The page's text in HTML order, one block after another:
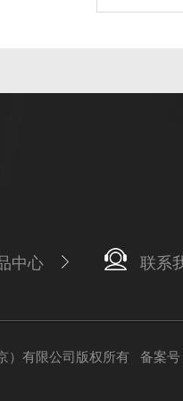
中心 联系
）有限公司版权所有 备案号